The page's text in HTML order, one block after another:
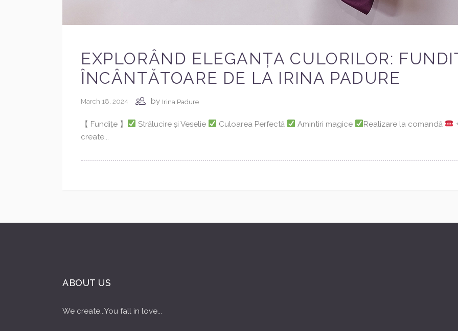
EXPLORÂND ELEGANȚA CULORILOR:
ÎNCÂNTĂTOARE DE LA IRINA PADURE
March 18, 2024 by Irina Padure
【 Fundițe 】 Strălucire și Veselie Culoarea Perfectă Amintiri magice Realizare la comandă
create...
ABOUT US
We create...You fall in love...